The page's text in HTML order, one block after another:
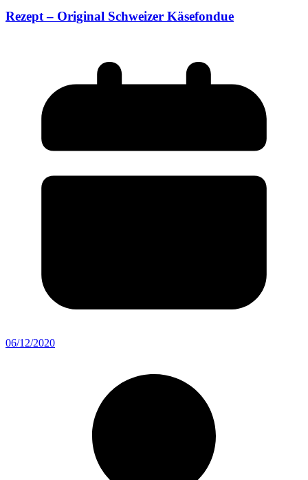
Rezept – Original Schweizer Käsefondue
06/12/2020